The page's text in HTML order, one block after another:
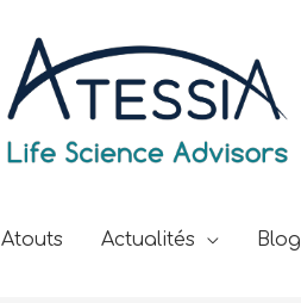
Atouts Actualités Blog